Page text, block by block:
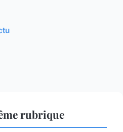
rubrique